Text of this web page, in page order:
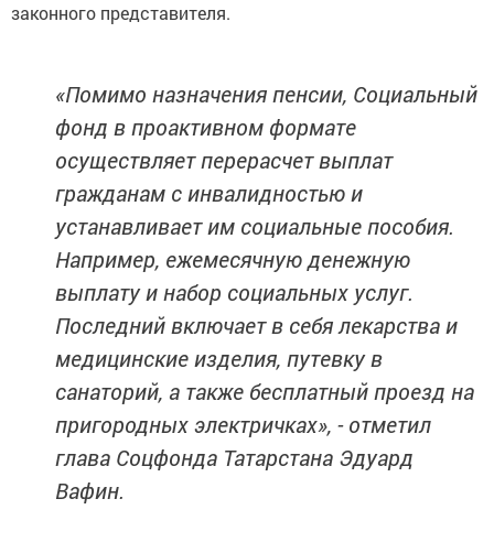
законного представителя.
«Помимо назначения пенсии, Социальный
фонд в проактивном формате
осуществляет перерасчет выплат
гражданам с инвалидностью и
устанавливает им социальные пособия.
Например, ежемесячную денежную
выплату и набор социальных услуг.
Последний включает в себя лекарства и
медицинские изделия, путевку в
санаторий, а также бесплатный проезд на
пригородных электричках», - отметил
глава Соцфонда Татарстана Эдуард
Вафин.